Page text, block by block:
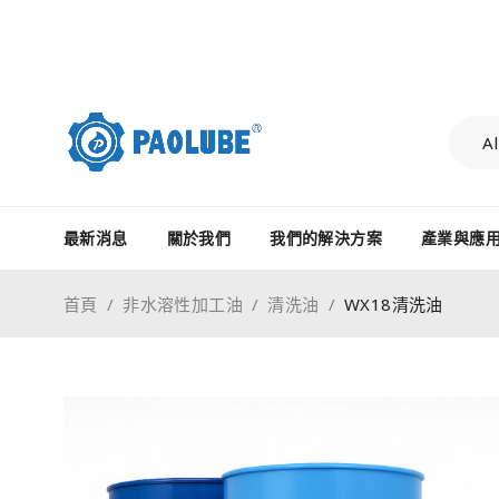
最新消息 關於我們 我們的解決方案 產業與應
首頁 / 非水溶性加工油 / 清洗油 / WX18清洗油